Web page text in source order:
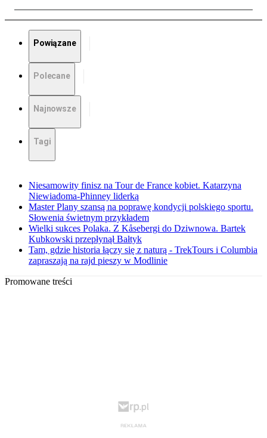
Powiązane
Polecane
Najnowsze
Tagi
Niesamowity finisz na Tour de France kobiet. Katarzyna
Niewiadoma-Phinney liderką
Master Plany szansą na poprawę kondycji polskiego sportu.
Słowenia świetnym przykładem
Wielki sukces Polaka. Z Kåsebergi do Dziwnowa. Bartek
Kubkowski przepłynął Bałtyk
Tam, gdzie historia łączy się z naturą - TrekTours i Columbia
zapraszają na rajd pieszy w Modlinie
Promowane treści